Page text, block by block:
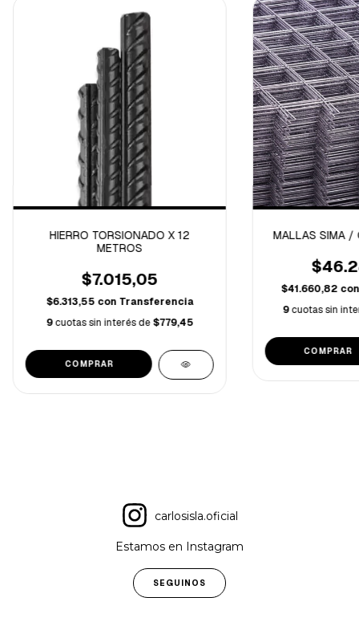
HIERRO TORSIONADO X 12
METROS
$7.015,05
$6.313,55 con Transferencia
9 cuotas sin interés de$779,45
COMPRAR
MALLAS SIMA /
$41.660,82 con
9cuotas sin
COMPRAR
carlosisla.oficial
Estamos en Instagram
SEGUINOS